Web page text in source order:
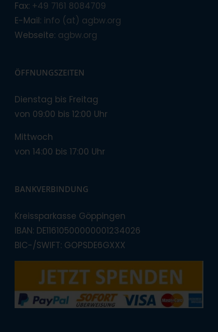
Fax: +49 7161 8084709
E-Mail: info (at) agbw.org
Webseite: agbw.org
ÖFFNUNGSZEITEN
Dienstag bis Freitag
von 09:00 bis 12:00 Uhr
Mittwoch
von 14:00 bis 17:00 Uhr
BANKVERBINDUNG
Kreissparkasse Göppingen
IBAN: DE11610500000001234026
BIC-/SWIFT: GOPSDE6GXXX